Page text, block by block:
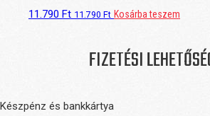
11.790 Ft 11.790 Ft Kosárba teszem
FIZETÉSI
Készpénz és bankkártya